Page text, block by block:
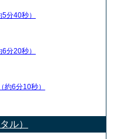
5分40秒）
6分20秒）
（約6分10秒）
ル）